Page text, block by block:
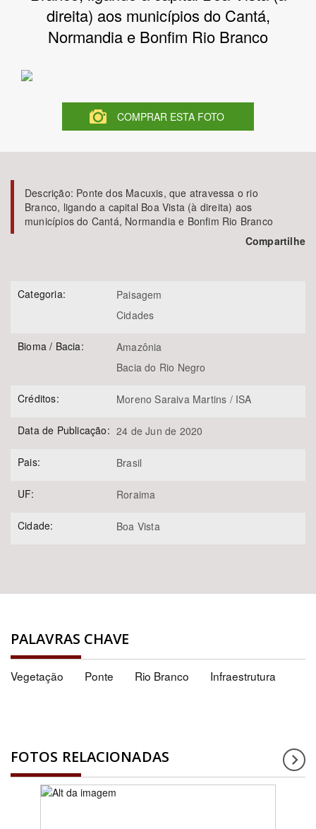
Bioma / Bacia
Tema
Área Protegida
direita) aos municípios do Cantá,
Normandia e Bonfim Rio Branco
COMPRAR ESTA FOTO
Descrição: Ponte dos Macuxis, que atravessa o rio
Branco, ligando a capital Boa Vista (à direita) aos
municípios do Cantá, Normandia e Bonfim Rio Branco
Compartilhe
Categoria:
Paisagem
Cidades
Bioma / Bacia:
Amazônia
Bacia do Rio Negro
Créditos: Moreno Saraiva Martins / ISA
Data de Publicação: 24 de Jun de 2020
Pais: Brasil
UF: Roraima
Cidade: Boa Vista
PALAVRAS CHAVE
Vegetação Ponte Rio Branco Infraestrutura
FOTOS RELACIONADAS